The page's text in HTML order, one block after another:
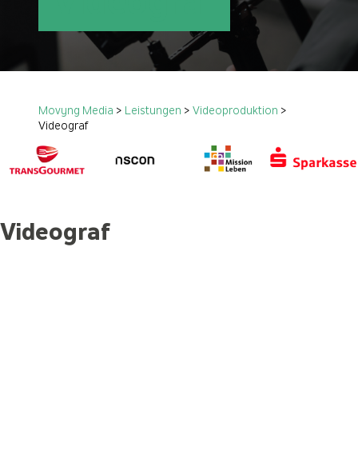
Movyng Media > Leistungen > Videoproduktion >
Videograf
Videograf